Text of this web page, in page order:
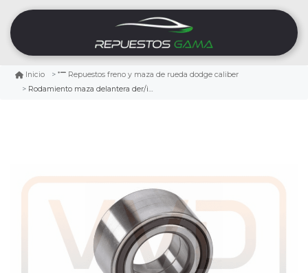
Inicio
Repuestos freno y maza de rueda dodge caliber
Rodamiento maza delantera der/izq dodge caliber 1.8 2007/2009